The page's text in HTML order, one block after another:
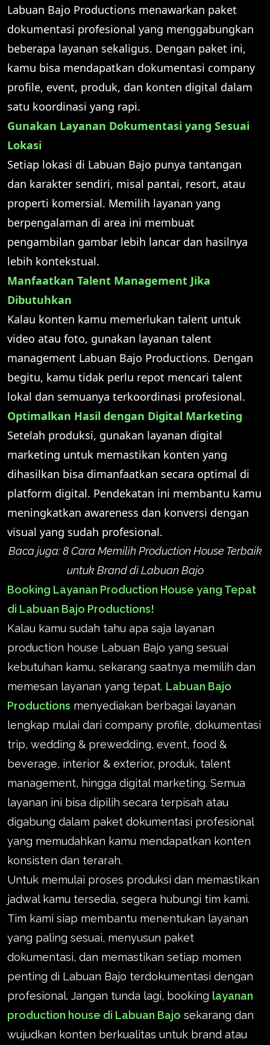
Labuan Bajo Productions menawarkan paket
dokumentasi profesional yang menggabungkan
beberapa layanan sekaligus. Dengan paket ini,
kamu bisa mendapatkan dokumentasi company
profile, event, produk, dan konten digital dalam
satu koordinasi yang rapi.
Gunakan Layanan Dokumentasi yang Sesuai
Lokasi
Setiap lokasi di Labuan Bajo punya tantangan
dan karakter sendiri, misal pantai, resort, atau
properti komersial. Memilih layanan yang
berpengalaman di area ini membuat
pengambilan gambar lebih lancar dan hasilnya
lebih kontekstual.
Manfaatkan Talent Management Jika
Dibutuhkan
Kalau konten kamu memerlukan talent untuk
video atau foto, gunakan layanan talent
management Labuan Bajo Productions. Dengan
begitu, kamu tidak perlu repot mencari talent
lokal dan semuanya terkoordinasi profesional.
Optimalkan Hasil dengan Digital Marketing
Setelah produksi, gunakan layanan digital
marketing untuk memastikan konten yang
dihasilkan bisa dimanfaatkan secara optimal di
platform digital. Pendekatan ini membantu kamu
meningkatkan awareness dan konversi dengan
visual yang sudah profesional.
Baca juga:8 Cara Memilih Production House Terbaik
untuk Brand di Labuan Bajo
Booking Layanan Production House yang Tepat
di Labuan Bajo Productions!
Kalau kamu sudah tahu apa saja layanan
production house Labuan Bajo yang sesuai
kebutuhan kamu, sekarang saatnya memilih dan
memesan layanan yang tepat. Labuan Bajo
Productions menyediakan berbagai layanan
lengkap mulai dari company profile, dokumentasi
trip, wedding & prewedding, event, food &
beverage, interior & exterior, produk, talent
management, hingga digital marketing. Semua
layanan ini bisa dipilih secara terpisah atau
digabung dalam paket dokumentasi profesional
yang memudahkan kamu mendapatkan konten
konsisten dan terarah.
Untuk memulai proses produksi dan memastikan
jadwal kamu tersedia, segera hubungi tim kami.
Tim kami siap membantu menentukan layanan
yang paling sesuai, menyusun paket
dokumentasi, dan memastikan setiap momen
penting di Labuan Bajo terdokumentasi dengan
profesional. Jangan tunda lagi, booking layanan
production house di Labuan Bajo sekarang dan
wujudkan konten berkualitas untuk brand atau